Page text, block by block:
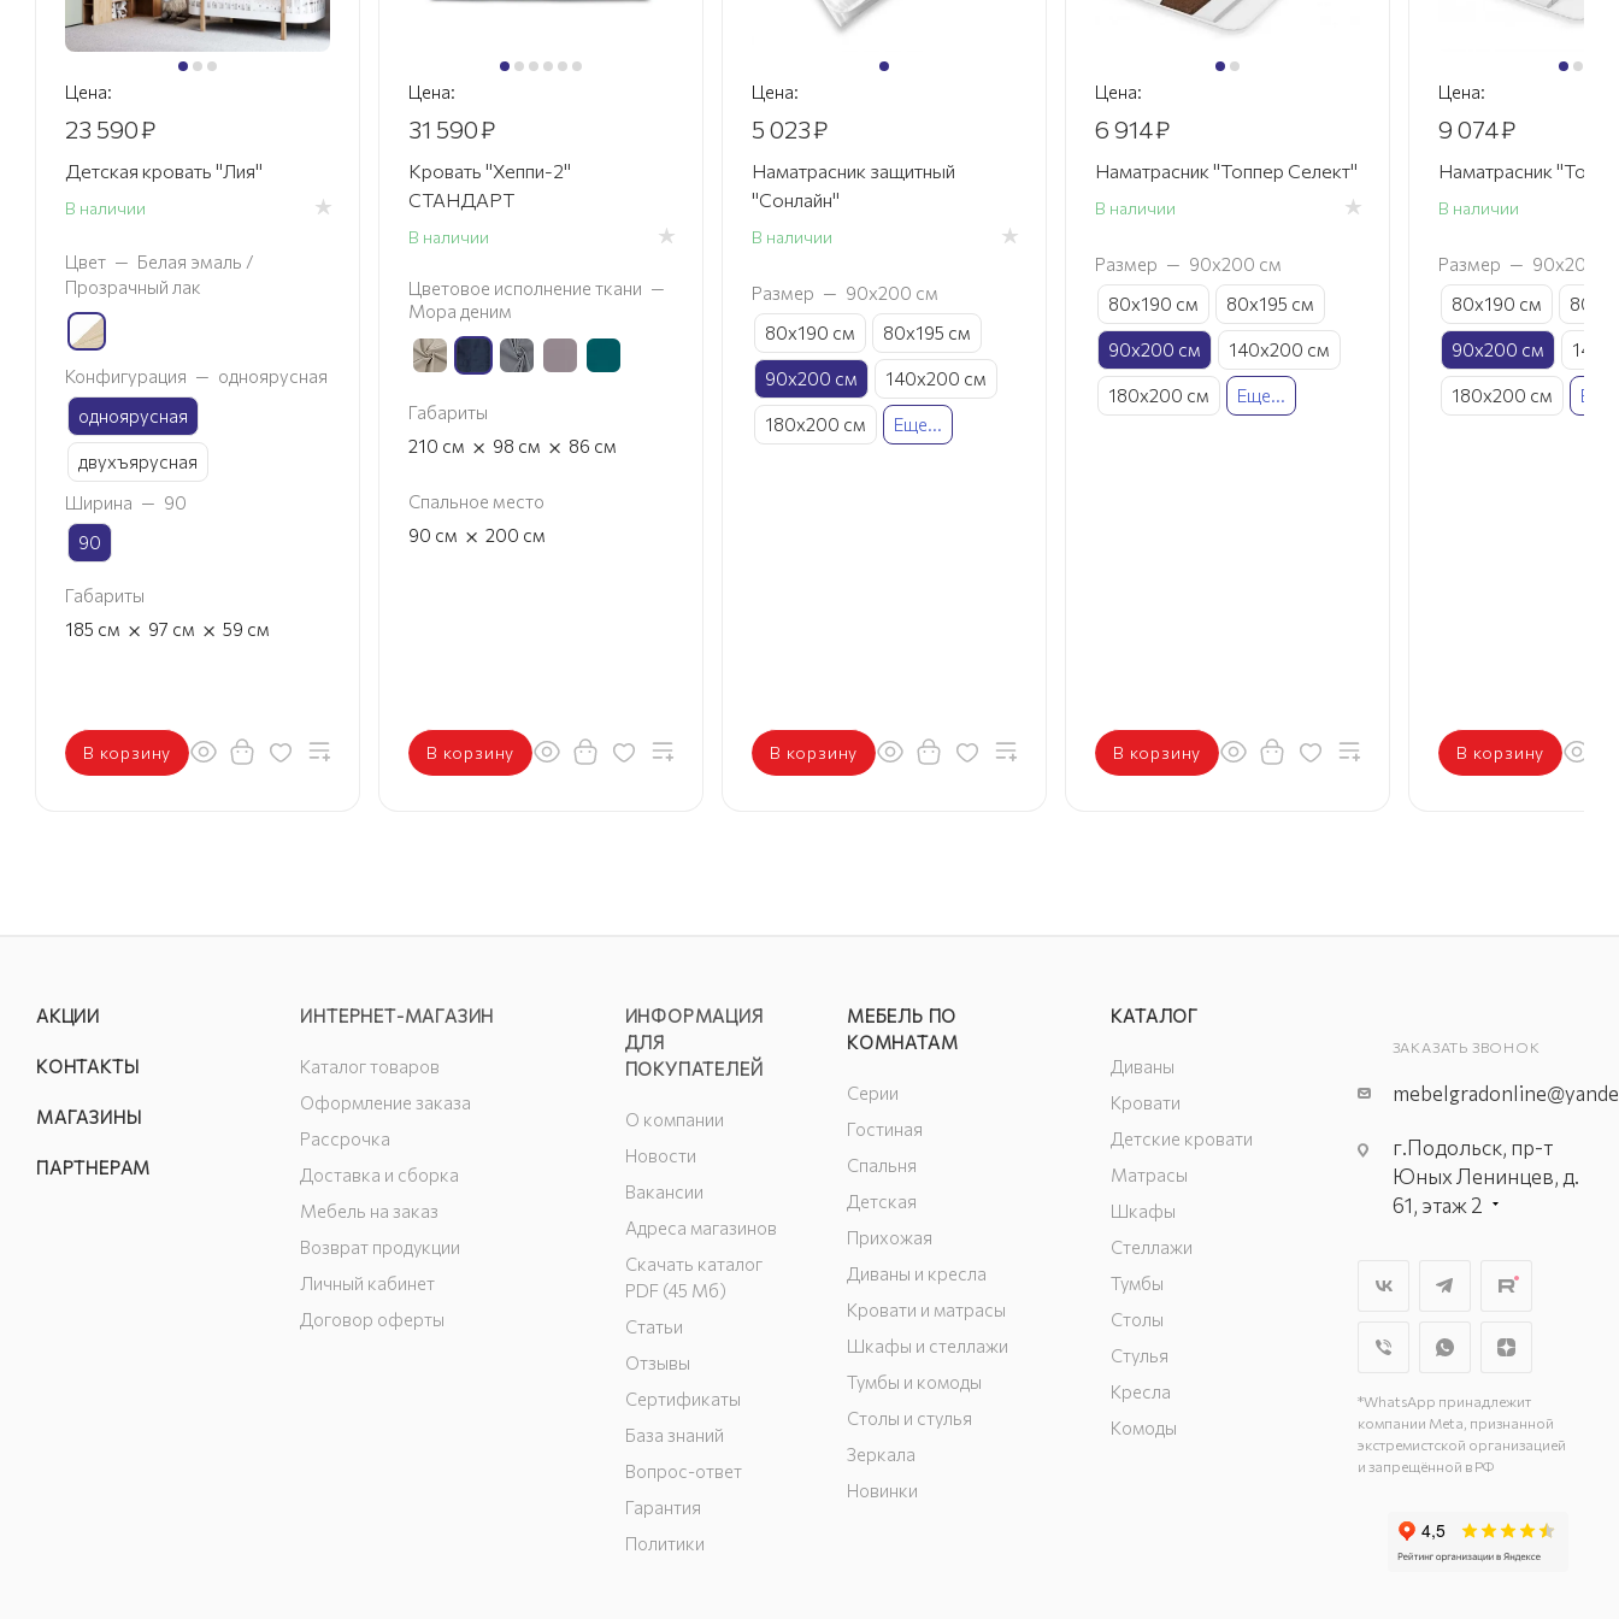
Цена:
23 590₽
Детская кровать "Лия"
В наличии
Цвет — Белая эмаль /
Прозрачный лак
Конфигурация — одноярусная
одноярусная
двухъярусная
Ширина — 90
90
Габариты
185 см × 97 см × 59 см
В корзину
Цена:
31 590₽
Кровать "Хеппи-2"
СТАНДАРТ
В наличии
Цветовое исполнение ткани —
Мора деним
Габариты
210 см × 98 см × 86 см
Спальное место
90 см × 200 см
В корзину
Цена:
5 023₽
Наматрасник защитный
"Сонлайн"
В наличии
Размер — 90х200 см
80х190 см
80х195 см
90х200 см 140х200 см
180х200 см Еще...
В корзину
Цена:
6 914₽
Наматрасник "Топпер Селект"
В наличии
Размер — 90х200 см
80х190 см
80х195 см
90х200 см 140х200 см
180х200 см Еще...
В корзину
Цена:
9 074₽
Наматрасник
В наличии
Размер — 90х200
80х190 см
90х200 см
180х200 см
В корзину
АКЦИИ
КОНТАКТЫ
МАГАЗИНЫ
ПАРТНЕРАМ
ИНТЕРНЕТ-МАГАЗИН
Каталог товаров
Оформление заказа
Рассрочка
Доставка и сборка
Мебель на заказ
Возврат продукции
Личный кабинет
Договор оферты
ИНФОРМАЦИЯ
ДЛЯ
ПОКУПАТЕЛЕЙ
О компании
Новости
Вакансии
Адреса магазинов
Скачать каталог
PDF (45 Мб)
Статьи
Отзывы
Сертификаты
База знаний
Вопрос-ответ
Гарантия
Политики
МЕБЕЛЬ ПО
КОМНАТАМ
Серии
Гостиная
Спальня
Детская
Прихожая
Диваны и кресла
Кровати и матрасы
Шкафы и стеллажи
Тумбы и комоды
Столы и стулья
Зеркала
Новинки
КАТАЛОГ
Диваны
Кровати
Детские кровати
Матрасы
Шкафы
Стеллажи
Тумбы
Столы
Стулья
Кресла
Комоды
ЗАКАЗАТЬ ЗВОНОК
г.Подольск, пр-т
Юных Ленинцев, д.
61, этаж 2
29, стр.1, 2 этаж,
г. Подольск, ул.
г. Подольск, ул.
Загородная, д. 1
*WhatsApp принадлежит
компании Meta, признанной
экстремистской организацией
и запрещённой в РФ